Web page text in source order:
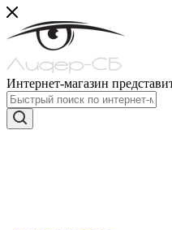
Интернет-магазин